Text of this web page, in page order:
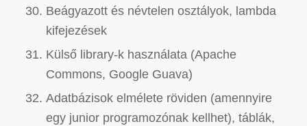
Beágyazott és névtelen osztályok, lambda
kifejezések
Külső library-k használata (Apache
Commons, Google Guava)
Adatbázisok elmélete röviden (amennyire
egy junior programozónak kellhet), táblák,